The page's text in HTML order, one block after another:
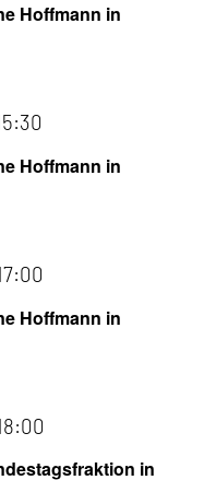
Hoffmann in
Hoffmann in
Hoffmann in
in